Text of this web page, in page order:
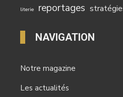
literie reportages
NAVIGATION
Notre magazine
Les actualités